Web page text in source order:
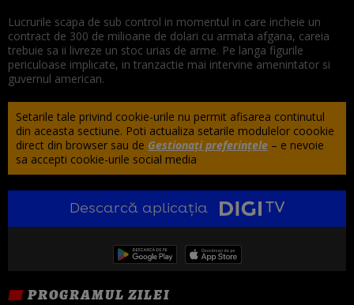
Lucrurile scapa de sub control in momentul in care incheie un
contract de 300 de milioane de dolari cu armata afgana, careia
trebuie sa ii livreze un stoc urias de arme. Pe langa figurile
periculoase implicate, in tranzactie mai intervine amenintator si
guvernul american.
Setarile tale privind cookie-urile nu permit afisarea continutul
din aceasta sectiune. Poti actualiza setarile modulelor coookie
direct din browser sau de Gestionați preferințele – e nevoie
sa accepti cookie-urile social media
Descarcă aplicația
PROGRAMUL ZILEI